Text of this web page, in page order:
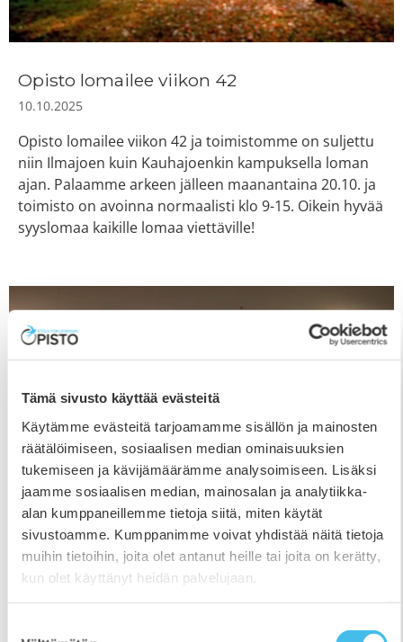
Tämä sivusto käyttää evästeitä
Käytämme evästeitä tarjoamamme sisällön ja mainosten
räätälöimiseen, sosiaalisen median ominaisuuksien
tukemiseen ja kävijämäärämme analysoimiseen. Lisäksi
jaamme sosiaalisen median, mainosalan ja analytiikka-
alan kumppaneillemme tietoja siitä, miten käytät
sivustoamme. Kumppanimme voivat yhdistää näitä tietoja
muihin tietoihin, joita olet antanut heille tai joita on kerätty,
kun olet käyttänyt heidän palvelujaan.
Opisto lomailee viikon 42
10.10.2025
Opisto lomailee viikon 42 ja toimistomme on suljettu
niin Ilmajoen kuin Kauhajoenkin kampuksella loman
ajan. Palaamme arkeen jälleen maanantaina 20.10. ja
toimisto on avoinna normaalisti klo 9-15. Oikein hyvää
syyslomaa kaikille lomaa viettäville!
Niina Koivusalon maalauksia Ravintola
Katajanmarjassa:
5.9.2025
ylistarolaislähtöisen Niina Koivusalon luontoaiheisia